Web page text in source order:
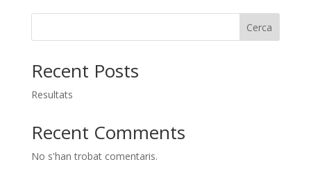
Cerca
Recent Posts
Resultats
Recent Comments
No s'han trobat comentaris.